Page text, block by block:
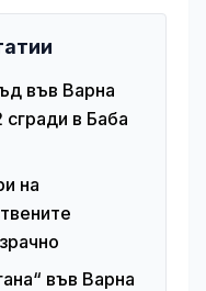
във Варна
сгради в Баба
на
във Варна